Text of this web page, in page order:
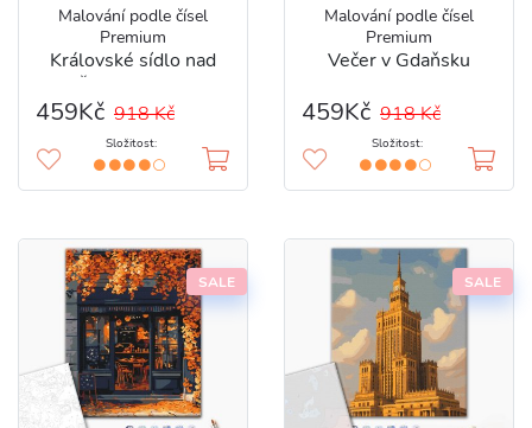
Malování podle čísel
Premium
Královské sídlo nad
řekou Vislou
459Kč 918 Kč
Složitost:
Malování podle čísel
Premium
Večer v Gdaňsku
459Kč 918 Kč
Složitost:
SALE SALE